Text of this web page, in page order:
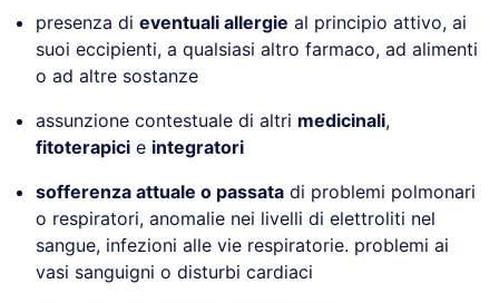
presenza di eventuali allergie al principio attivo, ai
suoi eccipienti, a qualsiasi altro farmaco, ad alimenti
o ad altre sostanze
assunzione contestuale di altri medicinali,
fitoterapici e integratori
sofferenza attuale o passata di problemi polmonari
o respiratori, anomalie nei livelli di elettroliti nel
sangue, infezioni alle vie respiratorie. problemi ai
vasi sanguigni o disturbi cardiaci